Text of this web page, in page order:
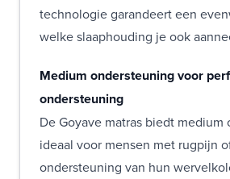
technologie garandeert een
welke slaaphouding je ook
Medium ondersteuning voor
ondersteuning
De Goyave matras biedt medium
ideaal voor mensen met rugpijn
ondersteuning van hun